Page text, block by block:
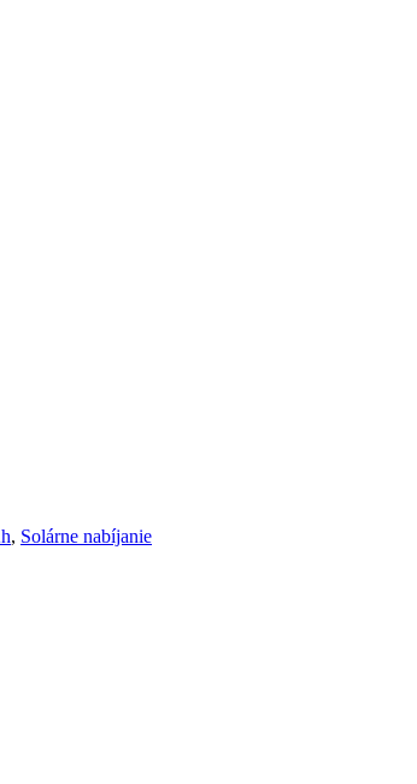
, Solárne nabíjanie